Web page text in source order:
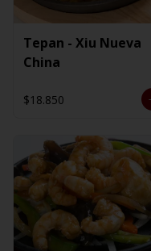
Tepan - Xiu Nueva
China
$18.850